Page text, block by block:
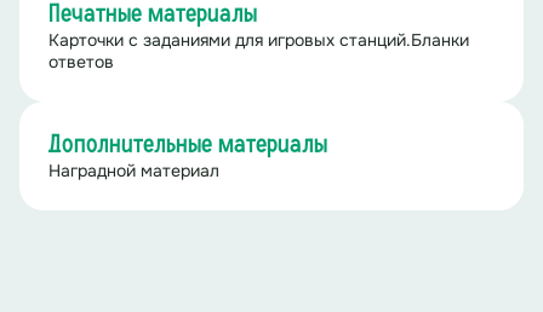
Печатные материалы
Карточки с заданиями для игровых станций.Бланки
ответов
Дополнительные материалы
Наградной материал